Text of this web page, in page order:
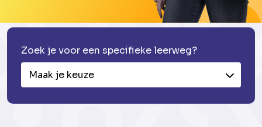
Zoek je voor een specifieke leerweg?
Maak je keuze